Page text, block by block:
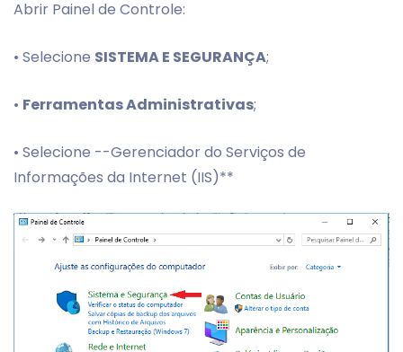
Abrir Painel de Controle:
• Selecione SISTEMA E SEGURANÇA;
• Ferramentas Administrativas;
• Selecione --Gerenciador do Serviços de
Informações da Internet (IIS)**